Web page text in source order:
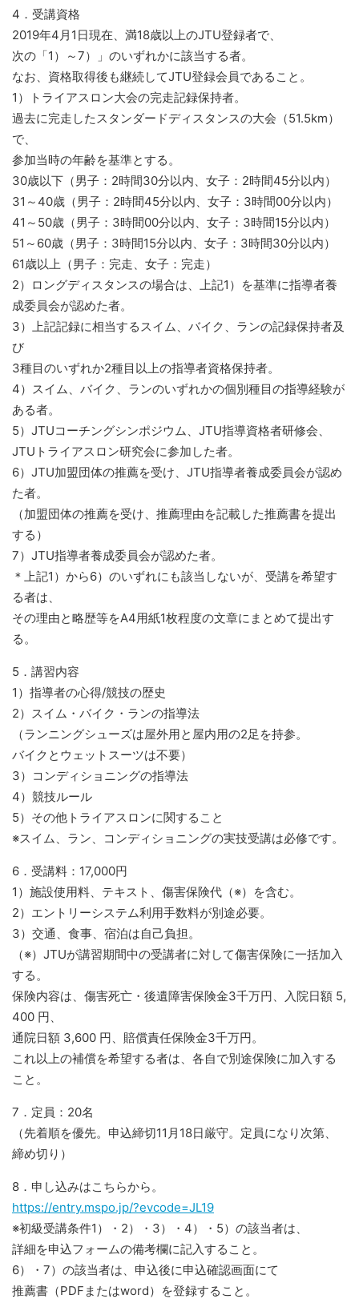
4．受講資格
2019年4月1日現在、満18歳以上のJTU登録者で、
次の「1）～7）」のいずれかに該当する者。
なお、資格取得後も継続してJTU登録会員であること。
1）トライアスロン大会の完走記録保持者。
過去に完走したスタンダードディスタンスの大会（51.5km）
で、
参加当時の年齢を基準とする。
30歳以下（男子：2時間30分以内、女子：2時間45分以内）
31～40歳（男子：2時間45分以内、女子：3時間00分以内）
41～50歳（男子：3時間00分以内、女子：3時間15分以内）
51～60歳（男子：3時間15分以内、女子：3時間30分以内）
61歳以上（男子：完走、女子：完走）
2）ロングディスタンスの場合は、上記1）を基準に指導者養
成委員会が認めた者。
3）上記記録に相当するスイム、バイク、ランの記録保持者及
び
3種目のいずれか2種目以上の指導者資格保持者。
4）スイム、バイク、ランのいずれかの個別種目の指導経験が
ある者。
5）JTUコーチングシンポジウム、JTU指導資格者研修会、
JTUトライアスロン研究会に参加した者。
6）JTU加盟団体の推薦を受け、JTU指導者養成委員会が認め
た者。
（加盟団体の推薦を受け、推薦理由を記載した推薦書を提出
する）
7）JTU指導者養成委員会が認めた者。
＊上記1）から6）のいずれにも該当しないが、受講を希望す
る者は、
その理由と略歴等をA4用紙1枚程度の文章にまとめて提出す
る。
5．講習内容
1）指導者の心得/競技の歴史
2）スイム・バイク・ランの指導法
（ランニングシューズは屋外用と屋内用の2足を持参。
バイクとウェットスーツは不要）
3）コンディショニングの指導法
4）競技ルール
5）その他トライアスロンに関すること
※スイム、ラン、コンディショニングの実技受講は必修です。
6．受講料：17,000円
1）施設使用料、テキスト、傷害保険代（※）を含む。
2）エントリーシステム利用手数料が別途必要。
3）交通、食事、宿泊は自己負担。
（※）JTUが講習期間中の受講者に対して傷害保険に一括加入
する。
保険内容は、傷害死亡・後遺障害保険金3千万円、入院日額 5,
400 円、
通院日額 3,600 円、賠償責任保険金3千万円。
これ以上の補償を希望する者は、各自で別途保険に加入する
こと。
7．定員：20名
（先着順を優先。申込締切11月18日厳守。定員になり次第、
締め切り）
8．申し込みはこちらから。
https://entry.mspo.jp/?evcode=JL19
※初級受講条件1）・2）・3）・4）・5）の該当者は、
詳細を申込フォームの備考欄に記入すること。
6）・7）の該当者は、申込後に申込確認画面にて
推薦書（PDFまたはword）を登録すること。